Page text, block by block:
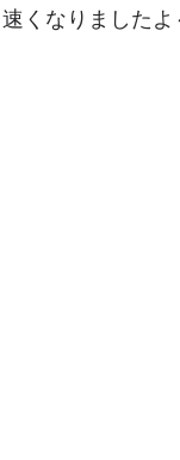
くなりましたよ